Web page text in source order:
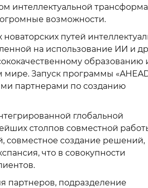
интеллектуальной
возможности.
путей
на использование ИИ и
образованию
Запуск программы
партнерами по созданию
глобальной
столпов совместной
совместное создание решений,
что в совокупности
партнеров, подразделение